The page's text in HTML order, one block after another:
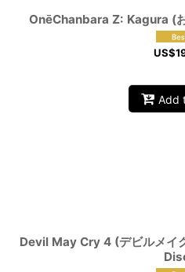
OnēChanbara Z: Kagura (
US$
Add
Devil May Cry 4 (デビルメ